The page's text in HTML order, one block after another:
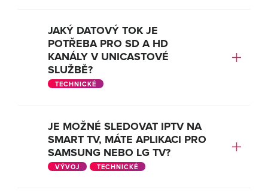
JAKÝ DATOVÝ TOK JE
POTŘEBA PRO SD A HD
KANÁLY V UNICASTOVÉ
SLUŽBĚ?
TECHNICKÉ
JE MOŽNÉ SLEDOVAT IPTV NA
SMART TV, MÁTE APLIKACI PRO
SAMSUNG NEBO LG TV?
VÝVOJ TECHNICKÉ